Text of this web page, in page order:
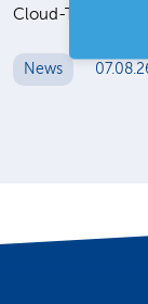
Cloud-Tochter
News